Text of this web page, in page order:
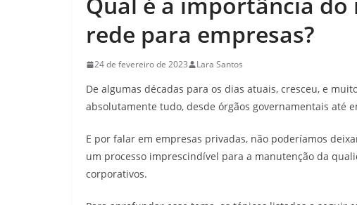
rede para empresas?
24 de fevereiro de 2023 Lara Santos
De algumas décadas para os dias atuais, cresceu, e
absolutamente tudo, desde órgãos governamentais até
E por falar em empresas privadas, não poderíamos
um processo imprescindível para a manutenção da
corporativos.